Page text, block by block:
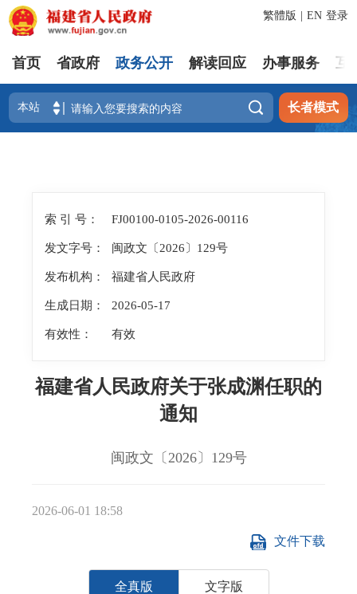
登录
繁體版 EN
首页 省政府 政务公开 解读回应 办事服务 互
 长者模式
索 引 号： FJ00100-0105-2026-00116
发文字号： 闽政文〔2026〕129号
发布机构： 福建省人民政府
生成日期： 2026-05-17
有效性： 有效
福建省人民政府关于张成渊任职的
通知
闽政文〔2026〕129号
2026-06-01 18:58
全真版 文字版
文件下载